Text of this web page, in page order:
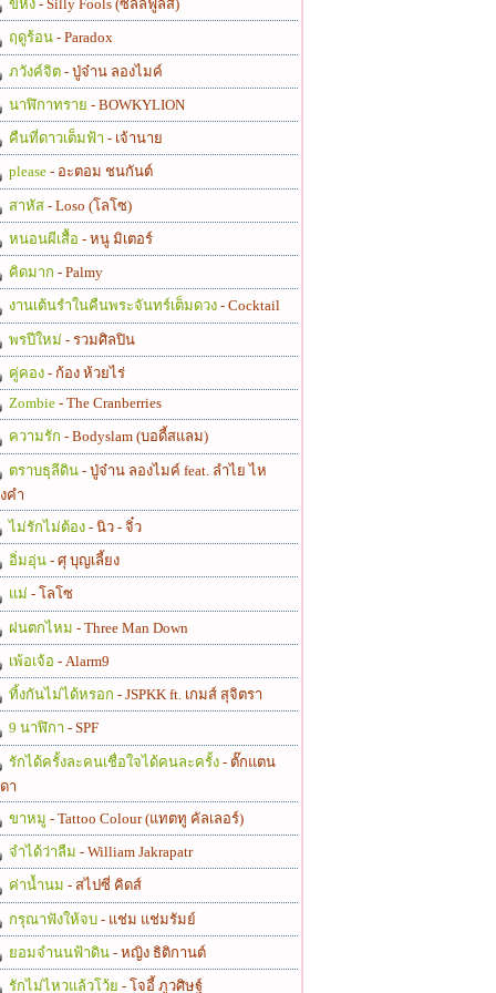
ขี้หึง - Silly Fools (ซิลลี่ฟูลส์)
ฤดูร้อน - Paradox
ภวังค์จิต - ปู่จ๋าน ลองไมค์
นาฬิกาทราย - BOWKYLION
คืนที่ดาวเต็มฟ้า - เจ้านาย
please - อะตอม ชนกันต์
สาหัส - Loso (โลโซ)
หนอนผีเสื้อ - หนู มิเตอร์
คิดมาก - Palmy
งานเต้นรำในคืนพระจันทร์เต็มดวง - Cocktail
พรปีใหม่ - รวมศิลปิน
คู่คอง - ก้อง ห้วยไร่
Zombie - The Cranberries
ความรัก - Bodyslam (บอดี้สแลม)
ตราบธุลีดิน - ปู่จ๋าน ลองไมค์ feat. ลำไย ไห
คำ
ไม่รักไม่ต้อง - นิว - จิ๋ว
อิ่มอุ่น - ศุ บุญเลี้ยง
แม่ - โลโซ
ฝนตกไหม - Three Man Down
เพ้อเจ้อ - Alarm9
ทิ้งกันไม่ได้หรอก - JSPKK ft. เกมส์ สุจิตรา
9 นาฬิกา - SPF
รักได้ครั้งละคนเชื่อใจได้คนละครั้ง - ตั๊กแตน
า
ขาหมู - Tattoo Colour (แทตทู คัลเลอร์)
จำได้ว่าลืม - William Jakrapatr
ค่าน้ำนม - สไปซี่ คิดส์
กรุณาฟังให้จบ - แช่ม แช่มรัมย์
ยอมจำนนฟ้าดิน - หญิง ธิติกานต์
รักไม่ไหวแล้วโว้ย - โจอี้ ภูวศิษฐ์